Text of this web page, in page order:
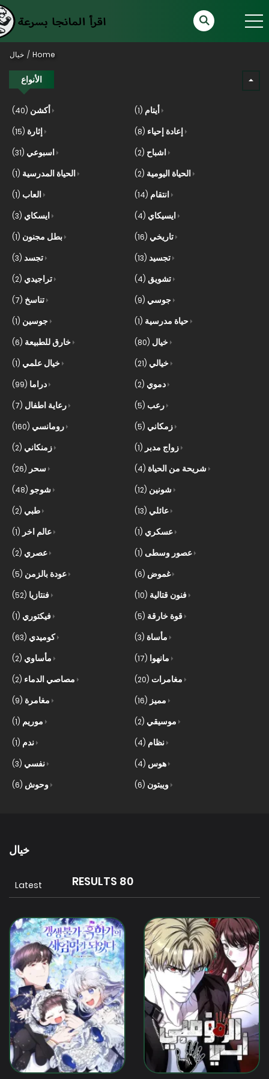
Home خيال
الأنواع
أكشن (40) أيتام (1)
إثارة (15) إعادة إحياء (8)
اسبوعي (31) اشباح (2)
الحياة المدرسية (1) الحياة اليومية (2)
العاب (1) انتقام (14)
ايسكاي (3) ايسيكاي (4)
بطل مجنون (1) تاريخي (16)
تجسد (3) تجسيد (13)
تراجيدي (2) تشويق (4)
تناسخ (7) جوسي (9)
جوسين (1) حياة مدرسية (1)
خارق للطبيعة (6) خيال (80)
خيال علمي (1) خيالي (21)
دراما (99) دموي (2)
رعاية اطفال (7) رعب (5)
رومانسي (160) زمكاني (5)
زمنكاني (2) زواج مدبر (1)
سحر (26) شريحة من الحياة (4)
شوجو (48) شونين (12)
طبي (2) عائلي (13)
عالم اخر (1) عسكري (1)
عصري (2) عصور وسطى (1)
عودة بالزمن (5) غموض (6)
فنتازيا (52) فنون قتالية (10)
فيكتوري (1) قوة خارقة (5)
كوميدي (63) مأساة (3)
مأساوي (2) مانهوا (17)
مصاصي الدماء (2) مغامرات (20)
مغامرة (9) مميز (16)
موريم (1) موسيقي (2)
ندم (1) نظام (4)
نفسي (3) هوس (4)
وحوش (6) ويبتون (6)
خيال
80 RESULTS
Latest